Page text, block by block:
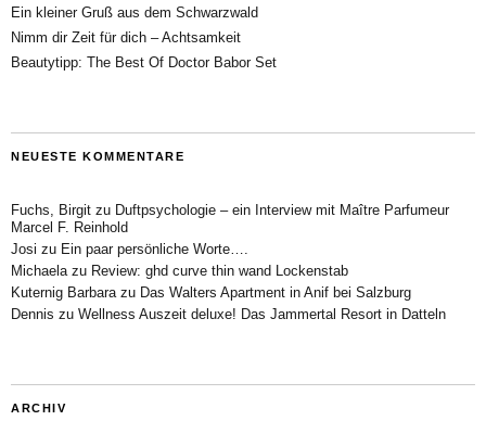
Ein kleiner Gruß aus dem Schwarzwald
Nimm dir Zeit für dich – Achtsamkeit
Beautytipp: The Best Of Doctor Babor Set
NEUESTE KOMMENTARE
Fuchs, Birgit zu Duftpsychologie – ein Interview mit Maître Parfumeur
Marcel F. Reinhold
Josi zu Ein paar persönliche Worte….
Michaela zu Review: ghd curve thin wand Lockenstab
Kuternig Barbara zu Das Walters Apartment in Anif bei Salzburg
Dennis zu Wellness Auszeit deluxe! Das Jammertal Resort in Datteln
ARCHIV